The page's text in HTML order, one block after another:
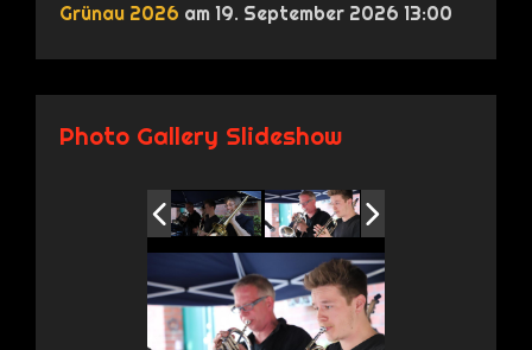
Grünau 2026 am 19. September 2026 13:00
Photo Gallery Slideshow